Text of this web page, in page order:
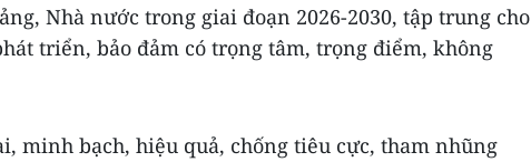
Nhà nước trong giai đoạn 2026-2030, tập trung cho
triển, bảo đảm có trọng tâm, trọng điểm, không
minh bạch, hiệu quả, chống tiêu cực, tham nhũng